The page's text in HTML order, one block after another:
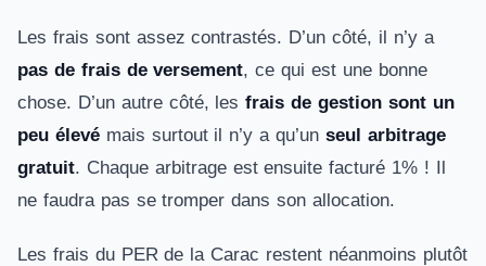
Les frais sont assez contrastés. D’un côté, il n’y a
pas de frais de versement, ce qui est une bonne
chose. D’un autre côté, lesfrais de gestion sont un
peu élevémais surtout il n’y a qu’un seul arbitrage
gratuit. Chaque arbitrage est ensuite facturé 1% ! Il
ne faudra pas se tromper dans son allocation.
Les frais du PER de la Carac restent néanmoins plutôt